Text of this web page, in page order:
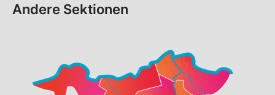
Andere Sektionen